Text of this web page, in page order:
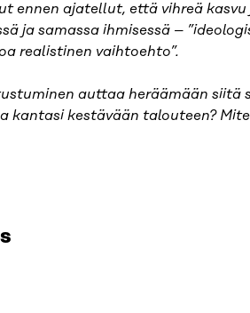
ennen ajatellut, että vihreä
ja samassa ihmisessä –
realistinen vaihtoehto”.
auttaa heräämään
kantasi kestävään talouteen?